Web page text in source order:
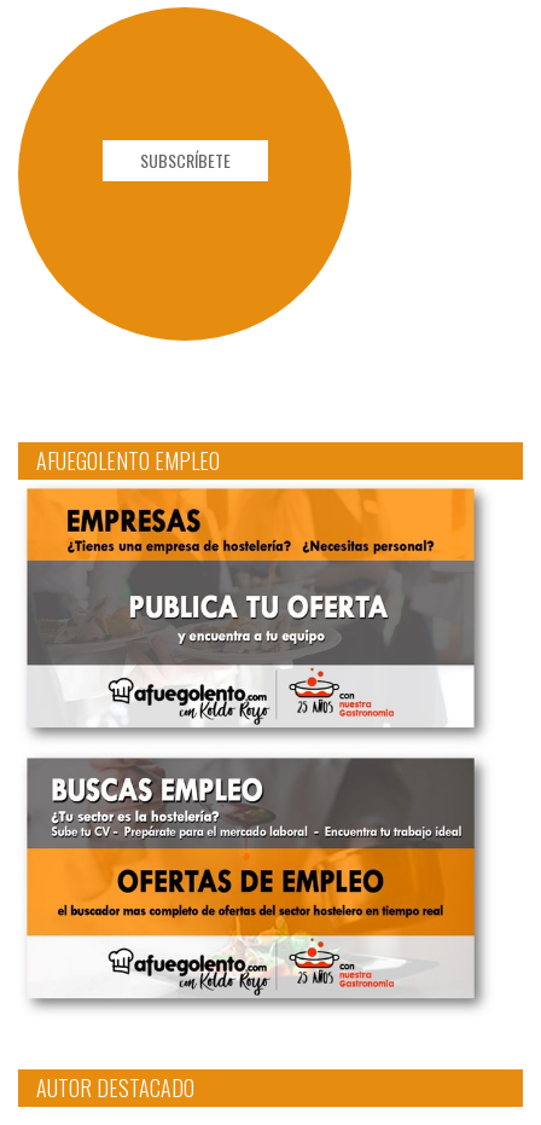
SUBSCRÍBETE
AFUEGOLENTO EMPLEO
AUTOR DESTACADO